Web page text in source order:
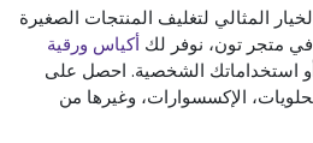
المثالي لتغليف المنتجات الصغيرة
في متجر تون، نوفر لك أكياس ورقية
استخداماتك الشخصية. احصل على
الإكسسوارات، وغيرها من